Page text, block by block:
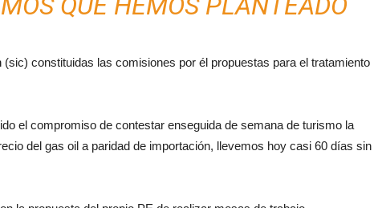
constituidas las comisiones por él propuestas para el tratamiento
el compromiso de contestar enseguida de semana de turismo la
del gas oil a paridad de importación, llevemos hoy casi 60 días sin